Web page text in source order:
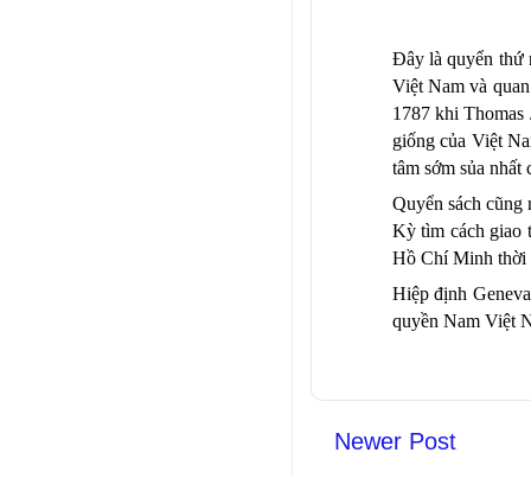
Đây là quyển thứ
Việt Nam và
1787 khi
giống của Việt
tâm sớm sủa
Quyển sách cũng
Kỳ tìm cách giao
Hồ Chí Minh thời
Hiệp định
quyền Nam Việt
Newer Post